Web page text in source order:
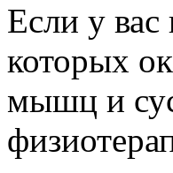
Если у вас
которых
мышц и